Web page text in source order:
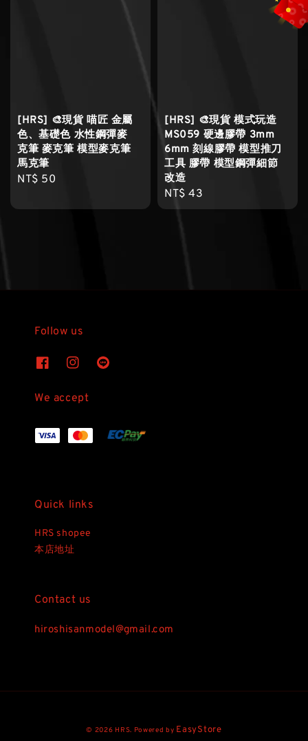
[HRS] 🎨現貨 喵匠 金屬
色、基礎色 水性鋼彈麥
克筆 麥克筆 模型麥克筆
馬克筆
Regular
NT$ 50
[HRS] 🎨現貨 模式玩造
MS059 硬邊膠帶 3mm
6mm 刻線膠帶 模型推刀
工具 膠帶 模型鋼彈細節
改造
Regular
price
NT$ 43
Follow us
We accept
Quick links
HRS shopee
本店地址
Contact us
hiroshisanmodel@gmail.com
© 2026 HRS. Powered by EasyStore